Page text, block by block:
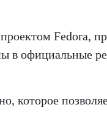
Fedora,
в официальные
которое